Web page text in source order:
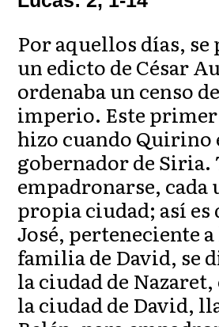
Por aquellos días,
un edicto de César
ordenaba un censo
imperio. Este primer
hizo cuando Quirino
gobernador de Siria.
empadronarse, cada
propia ciudad; así es
José, perteneciente a
familia de David, se
la ciudad de
la ciudad de David,